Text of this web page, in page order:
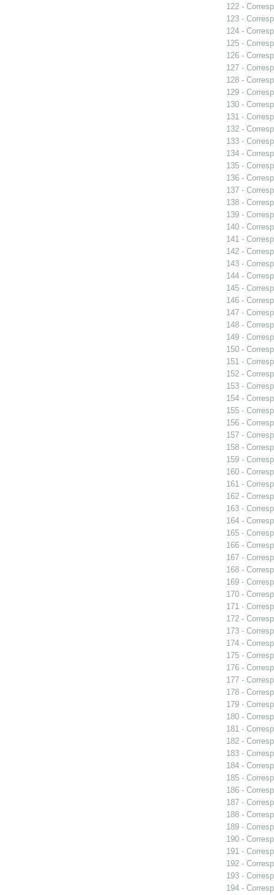
122 -
123 -
124 -
125 -
126 -
127 -
128 -
129 -
130 -
131 -
132 -
133 -
134 -
135 -
136 -
137 -
138 -
139 -
140 -
141 -
142 -
143 -
144 -
145 -
146 -
147 -
148 -
149 -
150 -
151 -
152 -
153 -
154 -
155 -
156 -
157 -
158 -
159 -
160 -
161 -
162 -
163 -
164 -
165 -
166 -
167 -
168 -
169 -
170 -
171 -
172 -
173 -
174 -
175 -
176 -
177 -
178 -
179 -
180 -
181 -
182 -
183 -
184 -
185 -
186 -
187 -
188 -
189 -
190 -
191 -
192 -
193 -
194 -